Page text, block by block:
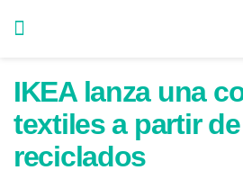
IKEA lanza una
textiles a partir
reciclados